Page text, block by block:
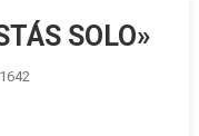
SOLO»
1642